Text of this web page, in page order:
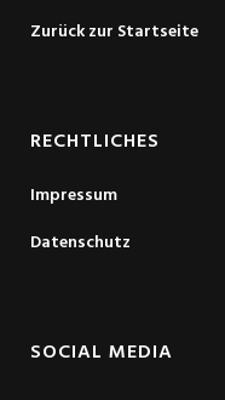
Zurück zur Startseite
RECHTLICHES
Impressum
Datenschutz
SOCIAL MEDIA